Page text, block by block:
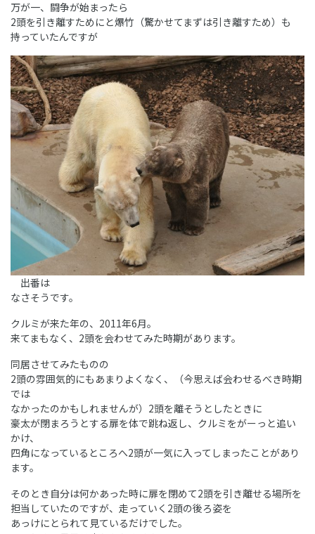
万が一、闘争が始まったら
2頭を引き離すためにと爆竹（驚かせてまずは引き離すため）も
持っていたんですが
出番は
なさそうです。
クルミが来た年の、2011年6月。
来てまもなく、2頭を会わせてみた時期があります。
同居させてみたものの
2頭の雰囲気的にもあまりよくなく、（今思えば会わせるべき時期
では
なかったのかもしれませんが）2頭を離そうとしたときに
豪太が閉まろうとする扉を体で跳ね返し、クルミをがーっと追い
かけ、
四角になっているところへ2頭が一気に入ってしまったことがあり
ます。
そのとき自分は何かあった時に扉を閉めて2頭を引き離せる場所を
担当していたのですが、走っていく2頭の後ろ姿を
あっけにとられて見ているだけでした。